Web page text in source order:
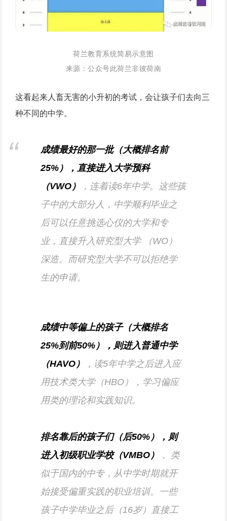
荷兰教育系统简易示意图
来源：公众号此荷兰非彼荷南
这看起来人畜无害的小升初的考试，会让孩子们去向三
种不同的中学。
成绩最好的那一批（大概排名前
25%），直接进入大学预科
（VWO）
，连着读6年中学。这些孩
子中的大部分人，中学顺利毕业之
后可以任意挑选心仪的大学和专
业，直接升入研究型大学 （WO）
深造。而研究型大学不可以拒绝学
生的申请。
成绩中等偏上的孩子（大概排名
25%到前50%），则进入普通中学
（HAVO）
，读5年中学之后进入应
用技术类大学（HBO），学习偏应
用类的理论和实践知识。
排名靠后的孩子们（后50%），则
进入初级职业学校（VMBO）
， 类
似于国内的中专，从中学时期就开
始接受偏重实践的职业培训。一些
孩子中学毕业之后（16岁）直接工